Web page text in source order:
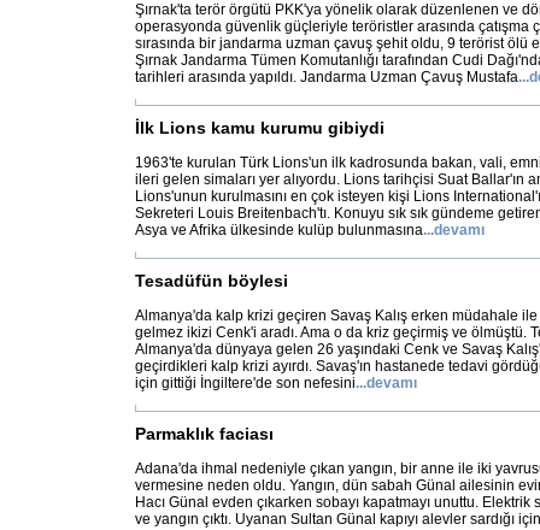
Şırnak'ta terör örgütü PKK'ya yönelik olarak düzenlenen ve
operasyonda güvenlik güçleriyle teröristler arasında çatışma
sırasında bir jandarma uzman çavuş şehit oldu, 9 terörist ölü
Şırnak Jandarma Tümen Komutanlığı tarafından Cudi
tarihleri arasında yapıldı. Jandarma Uzman Çavuş Mustafa...
İlk Lions kamu kurumu gibiydi
1963'te kurulan Türk Lions'un ilk kadrosunda bakan, vali,
ileri gelen simaları yer alıyordu. Lions tarihçisi Suat Ballar'ın
Lions'unun kurulmasını en çok isteyen kişi Lions
Sekreteri Louis Breitenbach'tı. Konuyu sık sık gündeme
Asya ve Afrika ülkesinde kulüp bulunmasına...devamı
Tesadüfün böylesi
Almanya'da kalp krizi geçiren Savaş Kalış erken müdahale
gelmez ikizi Cenk'i aradı. Ama o da kriz geçirmiş ve ölmüştü.
Almanya'da dünyaya gelen 26 yaşındaki Cenk ve Savaş
geçirdikleri kalp krizi ayırdı. Savaş'ın hastanede tedavi
için gittiği İngiltere'de son nefesini...devamı
Parmaklık faciası
Adana'da ihmal nedeniyle çıkan yangın, bir anne ile iki
vermesine neden oldu. Yangın, dün sabah Günal ailesinin
Hacı Günal evden çıkarken sobayı kapatmayı unuttu. Elektrik
ve yangın çıktı. Uyanan Sultan Günal kapıyı alevler sardığı